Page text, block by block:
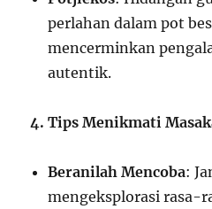
perlahan dalam pot
mencerminkan
autentik.
4. Tips Menikmati
Beranilah Mencoba:
mengeksplorasi rasa-